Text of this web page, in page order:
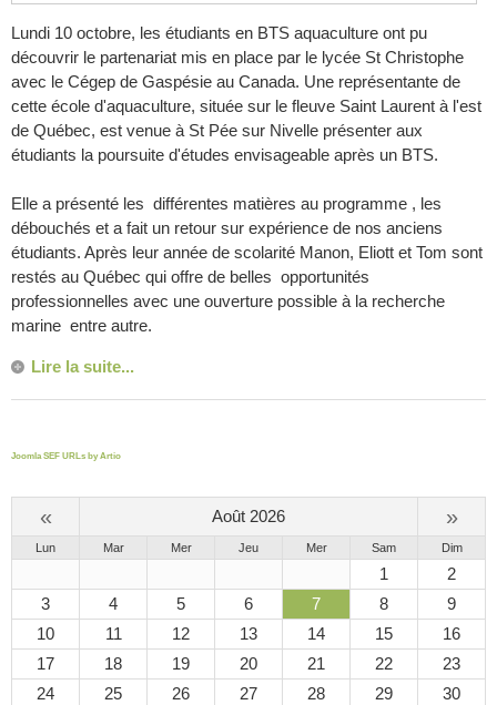
Lundi 10 octobre, les étudiants en BTS aquaculture ont pu
découvrir le partenariat mis en place par le lycée St Christophe
avec le Cégep de Gaspésie au Canada. Une représentante de
cette école d'aquaculture, située sur le fleuve Saint Laurent à l'est
de Québec, est venue à St Pée sur Nivelle présenter aux
étudiants la poursuite d'études envisageable après un BTS.
Elle a présenté les différentes matières au programme , les
débouchés et a fait un retour sur expérience de nos anciens
étudiants. Après leur année de scolarité Manon, Eliott et Tom sont
restés au Québec qui offre de belles opportunités
professionnelles avec une ouverture possible à la recherche
marine entre autre.
Lire la suite...
Joomla SEF URLs by Artio
« Août 2026 »
Lun Mar Mer Jeu Mer Sam Dim
1
2
3
4 5 6 7 8
9
10
11 12 13 14 15
16
17
18 19 20 21 22
23
24
25 26 27 28 29
30